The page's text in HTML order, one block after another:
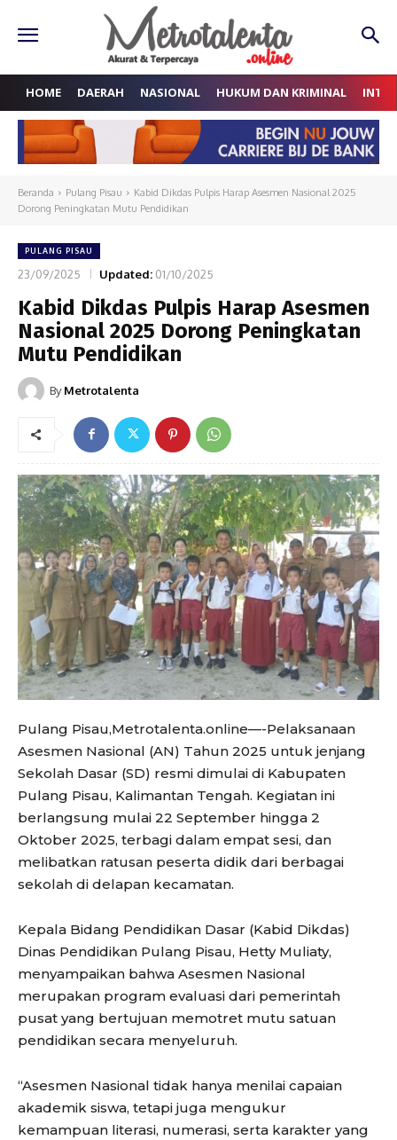
HOME DAERAH NASIONAL HUKUM DAN KRIMINAL
Beranda Pulang Pisau
Kabid Dikdas Pulpis Harap Asesmen Nasional 2025
Dorong Peningkatan Mutu Pendidikan
PULANG PISAU
23/09/2025 Updated: 01/10/2025
Kabid Dikdas Pulpis Harap Asesmen
Nasional 2025 Dorong Peningkatan
Mutu Pendidikan
By Metrotalenta
Pulang Pisau,Metrotalenta.online—-Pelaksanaan
Asesmen Nasional (AN) Tahun 2025 untuk jenjang
Sekolah Dasar (SD) resmi dimulai di Kabupaten
Pulang Pisau, Kalimantan Tengah. Kegiatan ini
berlangsung mulai 22 September hingga 2
Oktober 2025, terbagi dalam empat sesi, dan
melibatkan ratusan peserta didik dari berbagai
sekolah di delapan kecamatan.
Kepala Bidang Pendidikan Dasar (Kabid Dikdas)
Dinas Pendidikan Pulang Pisau, Hetty Muliaty,
menyampaikan bahwa Asesmen Nasional
merupakan program evaluasi dari pemerintah
pusat yang bertujuan memotret mutu satuan
pendidikan secara menyeluruh.
“Asesmen Nasional tidak hanya menilai capaian
akademik siswa, tetapi juga mengukur
kemampuan literasi, numerasi, serta karakter yang